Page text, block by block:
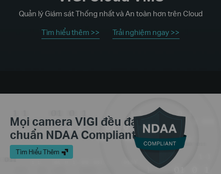
Quản lý Giám sát Thống nhất và An toàn hơn trên Cloud
Tìm hiểu thêm >> Trải nghiệm ngay >>
Mọi camera VIGI đều đạt
chuẩn NDAA Compliant
Tìm Hiểu Thêm